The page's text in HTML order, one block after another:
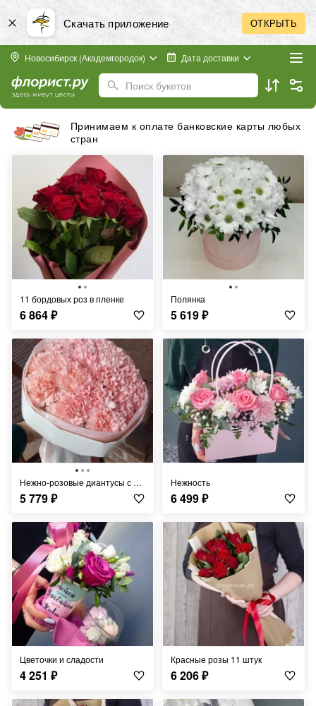
Скачать приложение ОТКРЫТЬ
Новосибирск (Академгородок) Дата доставки
Поиск букетов
Принимаем к оплате банковские карты любых
стран
11 бордовых роз в пленке
6 864₽
Полянка
5 619₽
Нежно-розовые диантусы с тишью в плёнке
5 779₽
Нежность
6 499₽
Цветочки и сладости
4 251 ₽
Красные розы 11 штук
6 206₽